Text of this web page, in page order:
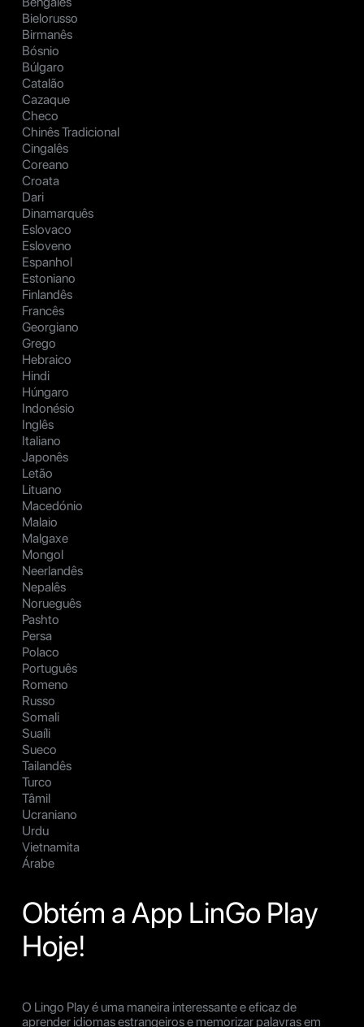
Bielorusso
Birmanês
Bósnio
Búlgaro
Catalão
Cazaque
Checo
Chinês Tradicional
Cingalês
Coreano
Croata
Dari
Dinamarquês
Eslovaco
Esloveno
Espanhol
Estoniano
Finlandês
Francês
Georgiano
Grego
Hebraico
Hindi
Húngaro
Indonésio
Inglês
Italiano
Japonês
Letão
Lituano
Macedónio
Malaio
Malgaxe
Mongol
Neerlandês
Nepalês
Norueguês
Pashto
Persa
Polaco
Português
Romeno
Russo
Somali
Suaíli
Sueco
Tailandês
Turco
Tâmil
Ucraniano
Urdu
Vietnamita
Árabe
Obtém a App LinGo Play
Hoje!
O Lingo Play é uma maneira interessante e eficaz de
aprender idiomas estrangeiros e memorizar palavras em